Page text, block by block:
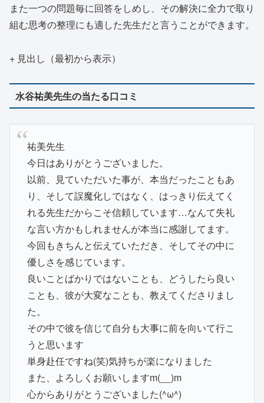
また一つの問題毎に回答をしめし、その解決に全力で取り
組む思考の整理にも適した先生だと言うことができます。
+ 見出し（最初から表示）
水谷祐美先生の当たる口コミ
祐美先生
今日はありがとうございました。
以前、見ていただいた事が、本当だったこともあ
り、そして誤魔化しではなく、はっきり伝えてく
れる先生だからこそ信頼しています…なんて失礼
な言い方かもしれませんが本当に感謝してます。
今回もきちんと伝えていただき、そしてその中に
優しさを感じています。
良いことばかりではないことも、どうしたら良い
ことも、彼が大変なことも、教えてくださりまし
た。
その中で彼を信じて自分も大事に前を向いて行こ
うと思います
単身赴任ですね(笑)気持ちが楽になりました
また、よろしくお願いしますm(__)m
心からありがとうございました(^ω^)